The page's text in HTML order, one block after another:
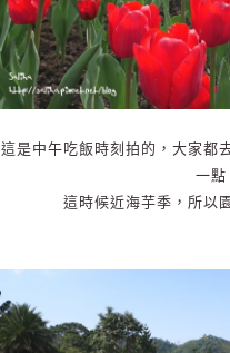
這是中午吃飯時刻拍的，大家都
一點
這時候近海芋季，所以